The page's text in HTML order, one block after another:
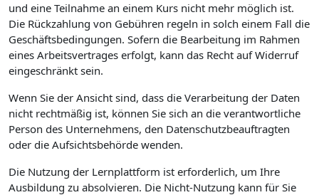
und eine Teilnahme an einem Kurs nicht mehr möglich ist.
Die Rückzahlung von Gebühren regeln in solch einem Fall die
Geschäftsbedingungen. Sofern die Bearbeitung im Rahmen
eines Arbeitsvertrages erfolgt, kann das Recht auf Widerruf
eingeschränkt sein.
Wenn Sie der Ansicht sind, dass die Verarbeitung der Daten
nicht rechtmäßig ist, können Sie sich an die verantwortliche
Person des Unternehmens, den Datenschutzbeauftragten
oder die Aufsichtsbehörde wenden.
Die Nutzung der Lernplattform ist erforderlich, um Ihre
Ausbildung zu absolvieren. Die Nicht-Nutzung kann für Sie